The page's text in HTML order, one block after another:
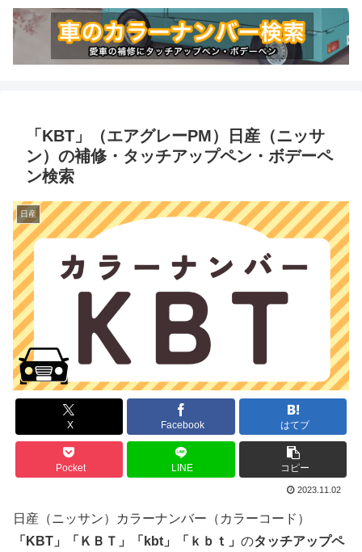
「KBT」（エアグレーPM）日産（ニッサ
ン）の補修・タッチアップペン・ボデーペ
ン検索
日産
X Facebook はてブ
Pocket LINE コピー
2023.11.02
日産（ニッサン）カラーナンバー（カラーコード）
「 KBT 」 「 ＫＢＴ」「kbt」「ｋｂｔ」 のタッチアップペ